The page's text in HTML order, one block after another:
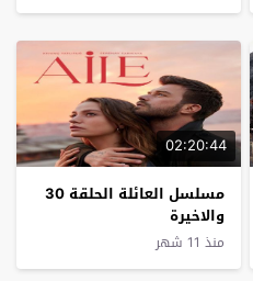
02:20:44
مسلسل العائلة الحلقة 30
والاخيرة
منذ 11 شهر